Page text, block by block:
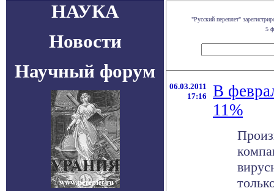
НАУКА
Новости
Научный форум
"Русский переплет"
5
06.03.2011
17:16
В
11%